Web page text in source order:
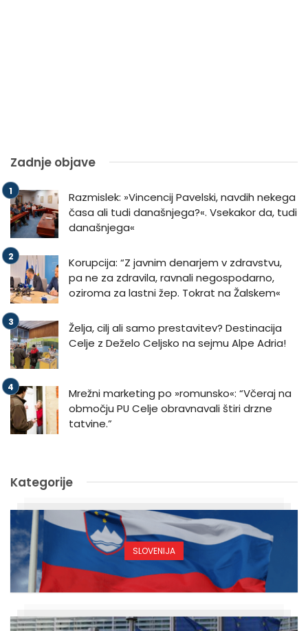
Zadnje objave
Razmislek: »Vincencij Pavelski, navdih nekega
časa ali tudi današnjega?«. Vsekakor da, tudi
današnjega«
Korupcija: “Z javnim denarjem v zdravstvu,
pa ne za zdravila, ravnali negospodarno,
oziroma za lastni žep. Tokrat na Žalskem«
Želja, cilj ali samo prestavitev? Destinacija
Celje z Deželo Celjsko na sejmu Alpe Adria!
Mrežni marketing po »romunsko«: “Včeraj na
območju PU Celje obravnavali štiri drzne
tatvine.”
Kategorije
SLOVENIJA